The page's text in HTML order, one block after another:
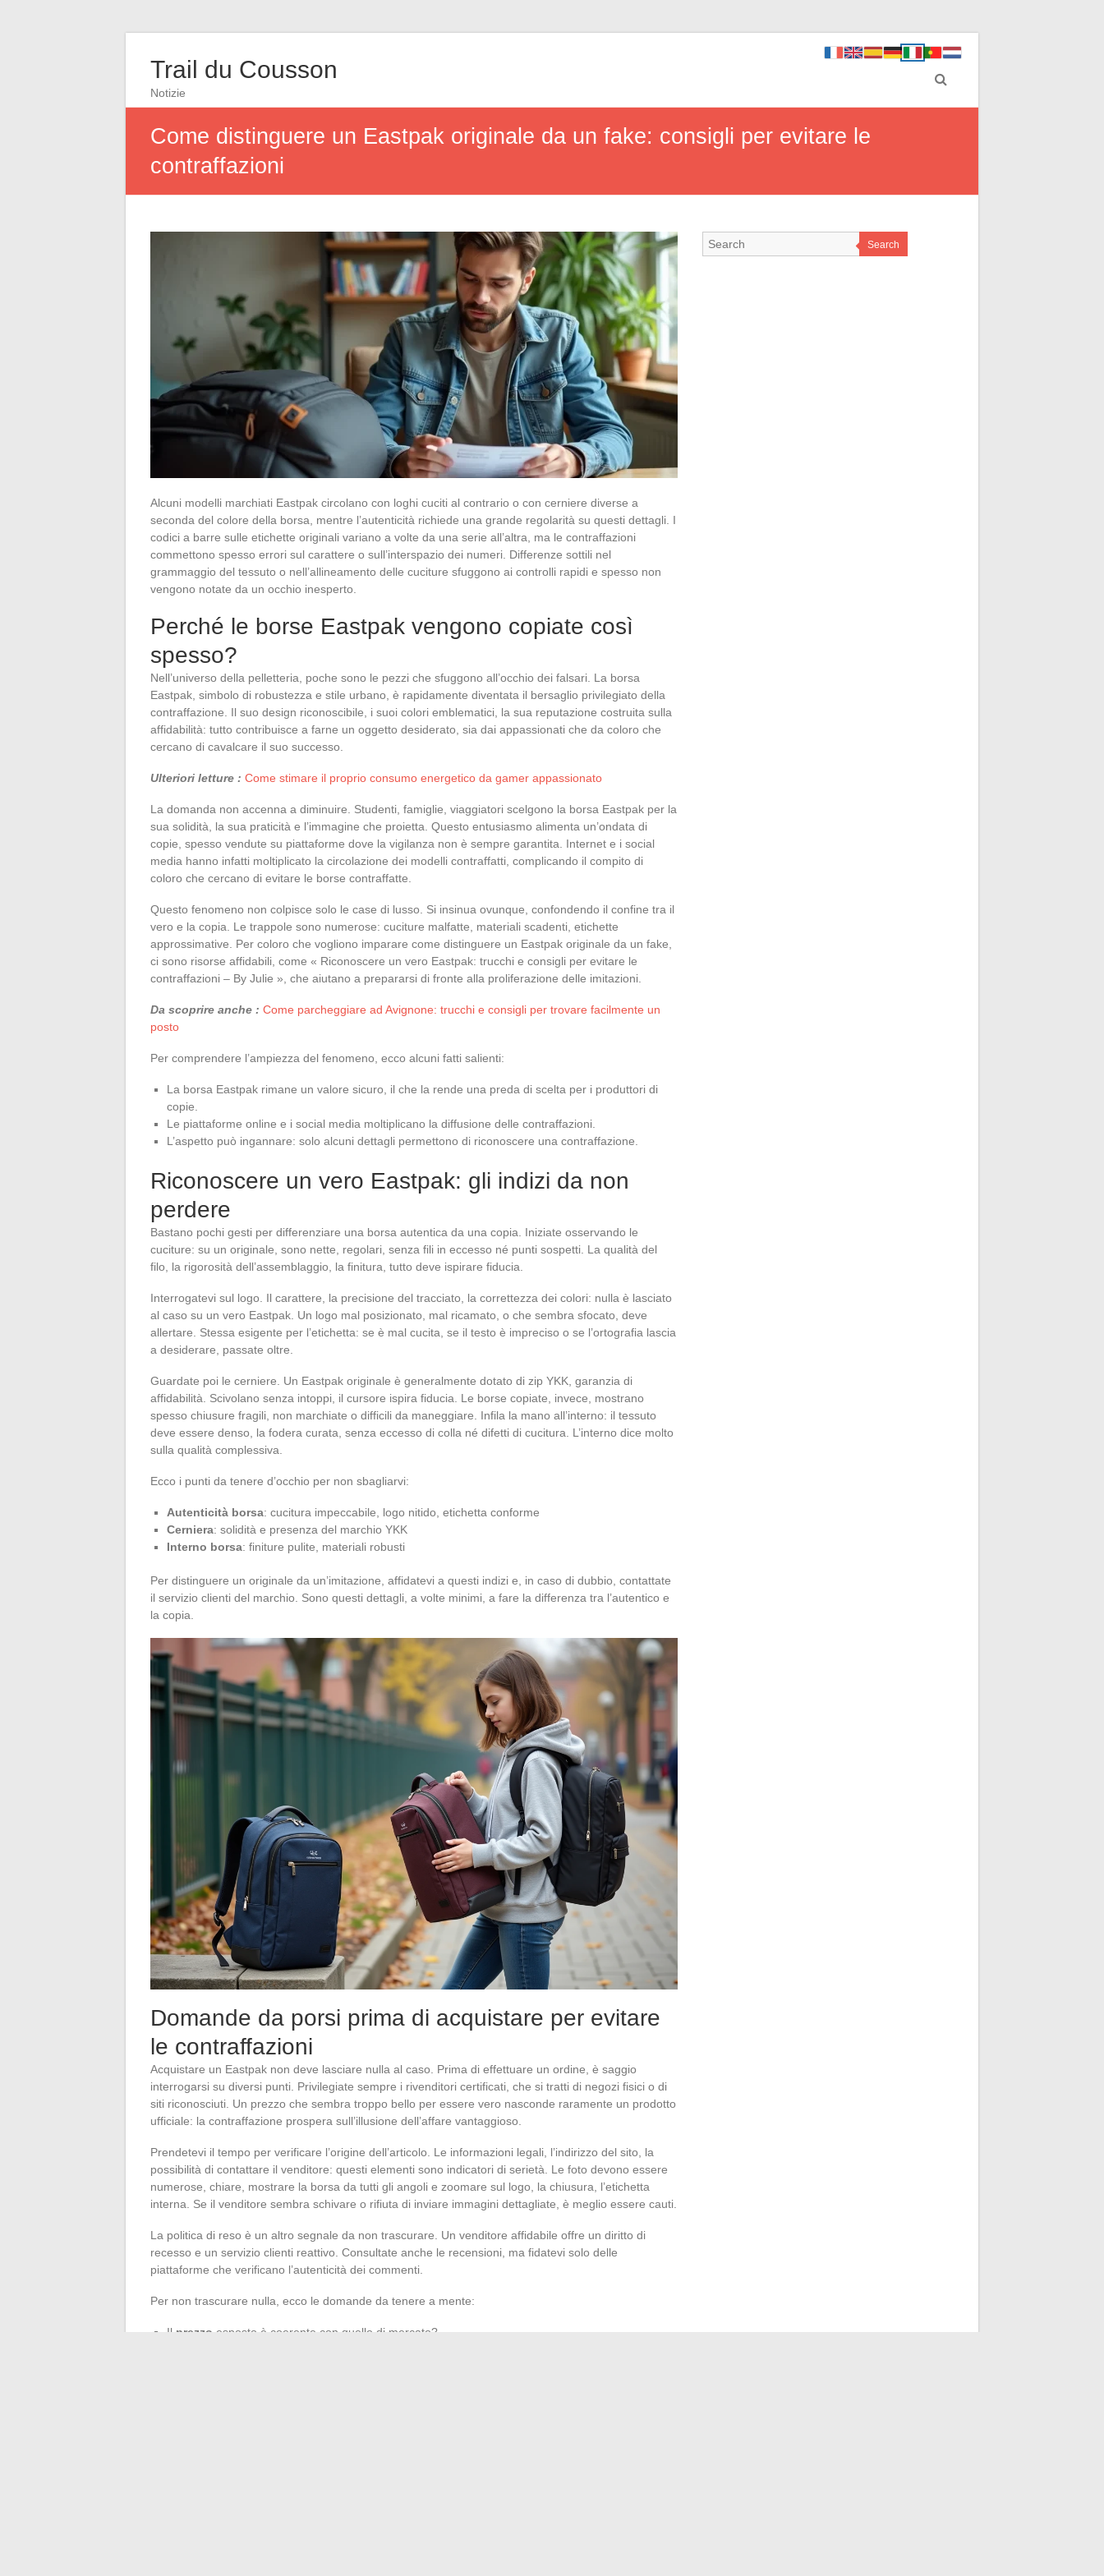
Trail du Cousson
Notizie
Come distinguere un Eastpak originale da un fake: consigli per evitare le
contraffazioni
Alcuni modelli marchiati Eastpak circolano con loghi cuciti al contrario o con cerniere diverse a
seconda del colore della borsa, mentre l’autenticità richiede una grande regolarità su questi dettagli. I
codici a barre sulle etichette originali variano a volte da una serie all’altra, ma le contraffazioni
commettono spesso errori sul carattere o sull’interspazio dei numeri. Differenze sottili nel
grammaggio del tessuto o nell’allineamento delle cuciture sfuggono ai controlli rapidi e spesso non
vengono notate da un occhio inesperto.
Perché le borse Eastpak vengono copiate così
spesso?
Nell’universo della pelletteria, poche sono le pezzi che sfuggono all’occhio dei falsari. La borsa
Eastpak, simbolo di robustezza e stile urbano, è rapidamente diventata il bersaglio privilegiato della
contraffazione. Il suo design riconoscibile, i suoi colori emblematici, la sua reputazione costruita sulla
affidabilità: tutto contribuisce a farne un oggetto desiderato, sia dai appassionati che da coloro che
cercano di cavalcare il suo successo.
Ulteriori letture : Come stimare il proprio consumo energetico da gamer appassionato
La domanda non accenna a diminuire. Studenti, famiglie, viaggiatori scelgono la borsa Eastpak per la
sua solidità, la sua praticità e l’immagine che proietta. Questo entusiasmo alimenta un’ondata di
copie, spesso vendute su piattaforme dove la vigilanza non è sempre garantita. Internet e i social
media hanno infatti moltiplicato la circolazione dei modelli contraffatti, complicando il compito di
coloro che cercano di evitare le borse contraffatte.
Questo fenomeno non colpisce solo le case di lusso. Si insinua ovunque, confondendo il confine tra il
vero e la copia. Le trappole sono numerose: cuciture malfatte, materiali scadenti, etichette
approssimative. Per coloro che vogliono imparare come distinguere un Eastpak originale da un fake,
ci sono risorse affidabili, come « Riconoscere un vero Eastpak: trucchi e consigli per evitare le
contraffazioni – By Julie », che aiutano a prepararsi di fronte alla proliferazione delle imitazioni.
Da scoprire anche : Come parcheggiare ad Avignone: trucchi e consigli per trovare facilmente un
posto
Per comprendere l’ampiezza del fenomeno, ecco alcuni fatti salienti:
La borsa Eastpak rimane un valore sicuro, il che la rende una preda di scelta per i produttori di
copie.
Le piattaforme online e i social media moltiplicano la diffusione delle contraffazioni.
L’aspetto può ingannare: solo alcuni dettagli permettono di riconoscere una contraffazione.
Riconoscere un vero Eastpak: gli indizi da non
perdere
Bastano pochi gesti per differenziare una borsa autentica da una copia. Iniziate osservando le
cuciture: su un originale, sono nette, regolari, senza fili in eccesso né punti sospetti. La qualità del
filo, la rigorosità dell’assemblaggio, la finitura, tutto deve ispirare fiducia.
Interrogatevi sul logo. Il carattere, la precisione del tracciato, la correttezza dei colori: nulla è lasciato
al caso su un vero Eastpak. Un logo mal posizionato, mal ricamato, o che sembra sfocato, deve
allertare. Stessa esigente per l’etichetta: se è mal cucita, se il testo è impreciso o se l’ortografia lascia
a desiderare, passate oltre.
Guardate poi le cerniere. Un Eastpak originale è generalmente dotato di zip YKK, garanzia di
affidabilità. Scivolano senza intoppi, il cursore ispira fiducia. Le borse copiate, invece, mostrano
spesso chiusure fragili, non marchiate o difficili da maneggiare. Infila la mano all’interno: il tessuto
deve essere denso, la fodera curata, senza eccesso di colla né difetti di cucitura. L’interno dice molto
sulla qualità complessiva.
Ecco i punti da tenere d’occhio per non sbagliarvi:
Autenticità borsa: cucitura impeccabile, logo nitido, etichetta conforme
Cerniera: solidità e presenza del marchio YKK
Interno borsa: finiture pulite, materiali robusti
Per distinguere un originale da un’imitazione, affidatevi a questi indizi e, in caso di dubbio, contattate
il servizio clienti del marchio. Sono questi dettagli, a volte minimi, a fare la differenza tra l’autentico e
la copia.
Domande da porsi prima di acquistare per evitare
le contraffazioni
Acquistare un Eastpak non deve lasciare nulla al caso. Prima di effettuare un ordine, è saggio
interrogarsi su diversi punti. Privilegiate sempre i rivenditori certificati, che si tratti di negozi fisici o di
siti riconosciuti. Un prezzo che sembra troppo bello per essere vero nasconde raramente un prodotto
ufficiale: la contraffazione prospera sull’illusione dell’affare vantaggioso.
Prendetevi il tempo per verificare l’origine dell’articolo. Le informazioni legali, l’indirizzo del sito, la
possibilità di contattare il venditore: questi elementi sono indicatori di serietà. Le foto devono essere
numerose, chiare, mostrare la borsa da tutti gli angoli e zoomare sul logo, la chiusura, l’etichetta
interna. Se il venditore sembra schivare o rifiuta di inviare immagini dettagliate, è meglio essere cauti.
La politica di reso è un altro segnale da non trascurare. Un venditore affidabile offre un diritto di
recesso e un servizio clienti reattivo. Consultate anche le recensioni, ma fidatevi solo delle
piattaforme che verificano l’autenticità dei commenti.
Per non trascurare nulla, ecco le domande da tenere a mente:
Il prezzo esposto è coerente con quello di mercato?
Search